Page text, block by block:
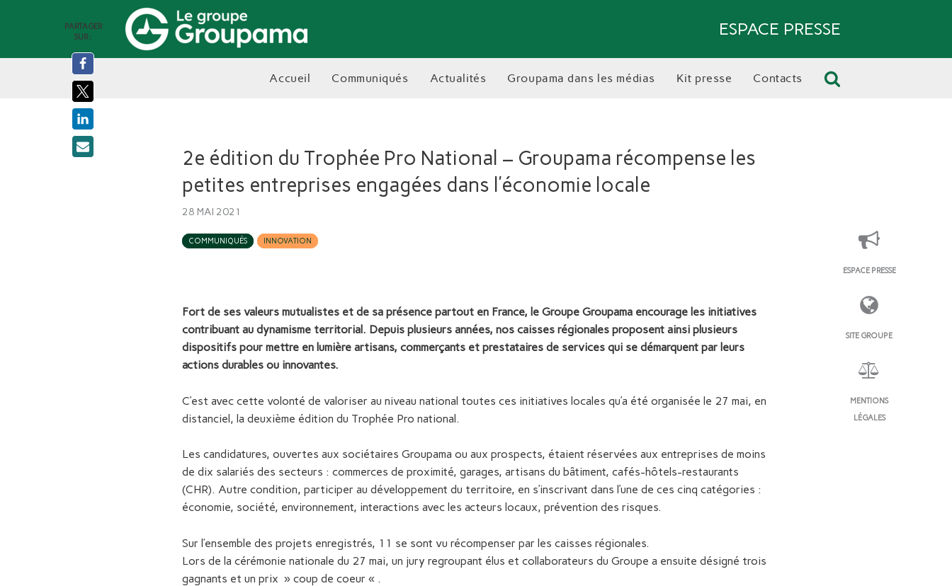
ESPACE PRESSE
accueil communiqués actualités groupama dans les médias kit presse contacts
2e édition du Trophée Pro National – Groupama récompense les
petites entreprises engagées dans l’économie locale
28 MAI 2021
COMMUNIQUÉS INNOVATION
PARTAGER
SUR :
ESPACE PRESSE
SITE GROUPE
MENTIONS
LÉGALES
Fort de ses valeurs mutualistes et de sa présence partout en France, le Groupe Groupama encourage les initiatives
contribuant au dynamisme territorial. Depuis plusieurs années, nos caisses régionales proposent ainsi plusieurs
dispositifs pour mettre en lumière artisans, commerçants et prestataires de services qui se démarquent par leurs
actions durables ou innovantes.
C’est avec cette volonté de valoriser au niveau national toutes ces initiatives locales qu’a été organisée le 27 mai, en
distanciel, la deuxième édition du Trophée Pro national.
Les candidatures, ouvertes aux sociétaires Groupama ou aux prospects, étaient réservées aux entreprises de moins
de dix salariés des secteurs : commerces de proximité, garages, artisans du bâtiment, cafés-hôtels-restaurants
(CHR). Autre condition, participer au développement du territoire, en s’inscrivant dans l’une de ces cinq catégories :
économie, société, environnement, interactions avec les acteurs locaux, prévention des risques.
Sur l’ensemble des projets enregistrés, 11 se sont vu récompenser par les caisses régionales.
Lors de la cérémonie nationale du 27 mai, un jury regroupant élus et collaborateurs du Groupe a ensuite désigné trois
gagnants et un prix » coup de coeur « .